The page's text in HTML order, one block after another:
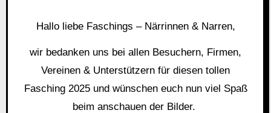
Hallo liebe Faschings – Närrinnen & Narren,
wir bedanken uns bei allen Besuchern, Firmen,
Vereinen & Unterstützern für diesen tollen
Fasching 2025 und wünschen euch nun viel Spaß
beim anschauen der Bilder.